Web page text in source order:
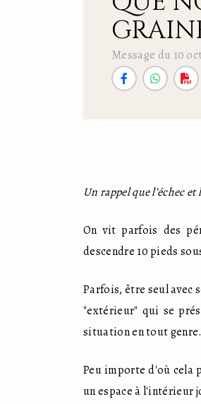
Message du 10
Un rappel que l’échec
On vit parfois des
descendre 10 pieds
Parfois, être seul avec
"extérieur" qui se
situation en tout genre.
Peu importe d'où cela
un espace à l'intérieur